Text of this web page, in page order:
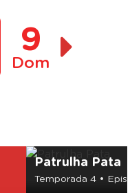
9
Dom
Patrulha Pata
Temporada 4 •